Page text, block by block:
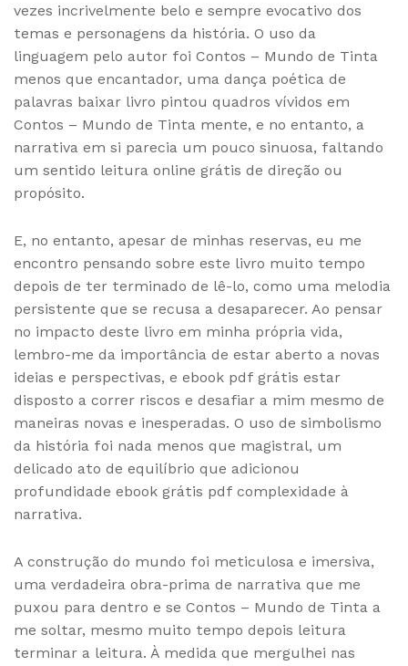
vezes incrivelmente belo e sempre evocativo dos
temas e personagens da história. O uso da
linguagem pelo autor foi Contos – Mundo de Tinta
menos que encantador, uma dança poética de
palavras baixar livro pintou quadros vívidos em
Contos – Mundo de Tinta mente, e no entanto, a
narrativa em si parecia um pouco sinuosa, faltando
um sentido leitura online grátis de direção ou
propósito.
E, no entanto, apesar de minhas reservas, eu me
encontro pensando sobre este livro muito tempo
depois de ter terminado de lê-lo, como uma melodia
persistente que se recusa a desaparecer. Ao pensar
no impacto deste livro em minha própria vida,
lembro-me da importância de estar aberto a novas
ideias e perspectivas, e ebook pdf grátis estar
disposto a correr riscos e desafiar a mim mesmo de
maneiras novas e inesperadas. O uso de simbolismo
da história foi nada menos que magistral, um
delicado ato de equilíbrio que adicionou
profundidade ebook grátis pdf complexidade à
narrativa.
A construção do mundo foi meticulosa e imersiva,
uma verdadeira obra-prima de narrativa que me
puxou para dentro e se Contos – Mundo de Tinta a
me soltar, mesmo muito tempo depois leitura
terminar a leitura. À medida que mergulhei nas